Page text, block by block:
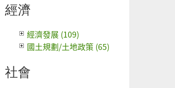
經濟
經濟發展 (109)
國土規劃/土地政策 (65)
社會